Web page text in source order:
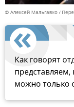
© Алексей Мальгавко
Как говорят
можно только